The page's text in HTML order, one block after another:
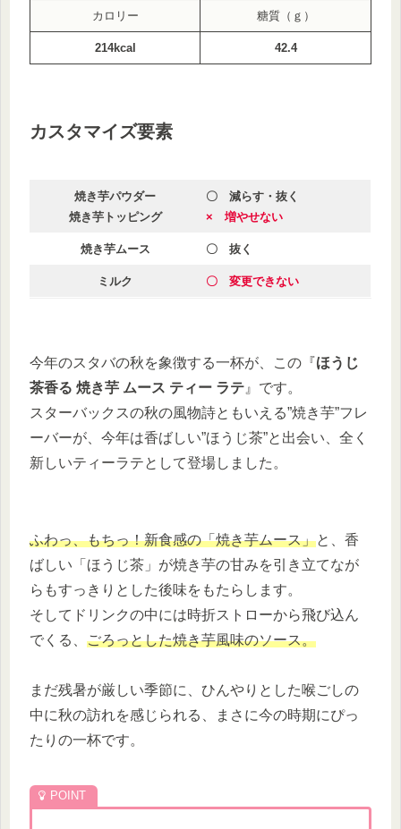
カロリー 糖質（ｇ）
214kcal 42.4
カスタマイズ要素
焼き芋パウダー
焼き芋トッピング
〇 減らす・抜く
× 増やせない
焼き芋ムース 〇 抜く
ミルク 〇 変更できない
今年のスタバの秋を象徴する一杯が、この『ほうじ
茶香る 焼き芋 ムース ティー ラテ 』です。
スターバックスの秋の風物詩ともいえる”焼き芋”フレ
ーバーが、今年は香ばしい”ほうじ茶”と出会い、全く
新しいティーラテとして登場しました。
ふわっ、もちっ！新食感の「焼き芋ムース」と、香
ばしい「ほうじ茶」が焼き芋の甘みを引き立てなが
らもすっきりとした後味をもたらします。
そしてドリンクの中には時折ストローから飛び込ん
でくる、 ごろっとした焼き芋風味のソース。
まだ残暑が厳しい季節に、ひんやりとした喉ごしの
中に秋の訪れを感じられる、まさに今の時期にぴっ
たりの一杯です。